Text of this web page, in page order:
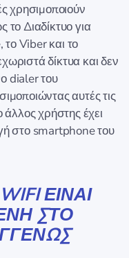
χρησιμοποιούν
Διαδίκτυο για
το Viber και το
δίκτυα και δεν
dialer του
αυτές τις
χρήστης έχει
στο smartphone του
ΕΊΝΑΙ
ΣΤΟ